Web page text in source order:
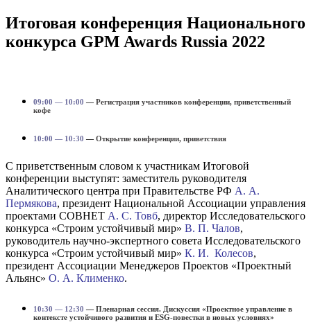
Итоговая конференция Национального
конкурса GPM Awards Russia 2022
09:00 — 10:00 — Регистрация участников конференции, приветственный
кофе
10:00 — 10:30 — Открытие конференции, приветствия
С приветственным словом к участникам Итоговой
конференции выступят: заместитель руководителя
Аналитического центра при Правительстве РФ А. А.
Пермякова, президент Национальной Ассоциации управления
проектами СОВНЕТ А. С. Товб, директор Исследовательского
конкурса «Строим устойчивый мир» В. П. Чалов,
руководитель научно-экспертного совета Исследовательского
конкурса «Строим устойчивый мир» К. И. Колесов,
президент Ассоциации Менеджеров Проектов «Проектный
Альянс» О. А. Клименко.
10:30 — 12:30 — Пленарная сессия. Дискуссия «Проектное управление в
контексте устойчивого развития и ESG-повестки в новых условиях»